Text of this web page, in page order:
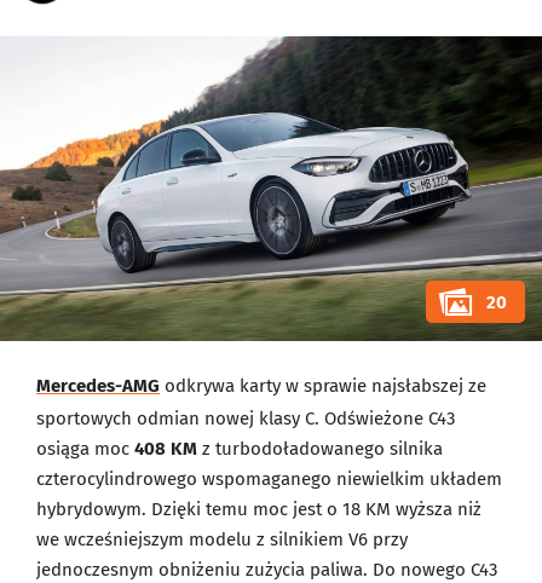
20
Mercedes-AMG odkrywa karty w sprawie najsłabszej ze
sportowych odmian nowej klasy C. Odświeżone C43
osiąga moc 408 KM z turbodoładowanego silnika
czterocylindrowego wspomaganego niewielkim układem
hybrydowym. Dzięki temu moc jest o 18 KM wyższa niż
we wcześniejszym modelu z silnikiem V6 przy
jednoczesnym obniżeniu zużycia paliwa. Do nowego C43